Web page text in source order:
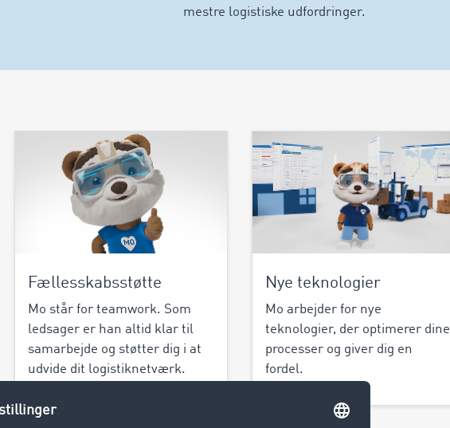
mestre logistiske udfordringer.
Fællesskabsstøtte
Mo står for teamwork. Som
ledsager er han altid klar til
samarbejde og støtter dig i at
udvide dit logistiknetværk.
Nye teknologier
Mo arbejder for nye
teknologier, der optimerer dine
processer og giver dig en
fordel.